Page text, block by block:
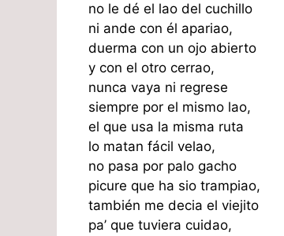
no le dé el lao del cuchillo
ni ande con él apariao,
duerma con un ojo abierto
y con el otro cerrao,
nunca vaya ni regrese
siempre por el mismo lao,
el que usa la misma ruta
lo matan fácil velao,
no pasa por palo gacho
picure que ha sio trampiao,
también me decia el viejito
pa’ que tuviera cuidao,